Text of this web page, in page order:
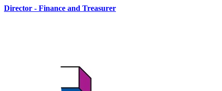
Director - Finance and Treasurer